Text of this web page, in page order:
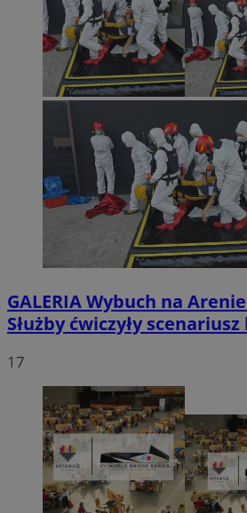
GALERIAWybuch na
Służby ćwiczyły
17